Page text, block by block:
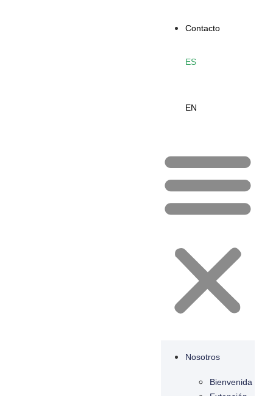
Contacto
ES
EN
Nosotros
Bienvenida